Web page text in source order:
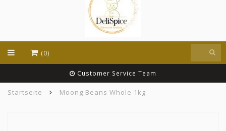
(0)
Customer Service Team
Startseite Moong Beans Whole 1kg